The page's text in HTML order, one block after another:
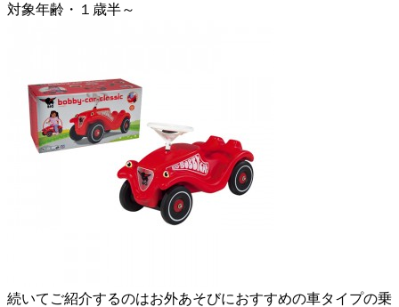
対象年齢・１歳半～
続いてご紹介するのはお外あそびにおすすめの車タイプの乗